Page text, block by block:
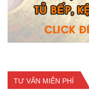
TƯ VẤN MIỄN PHÍ